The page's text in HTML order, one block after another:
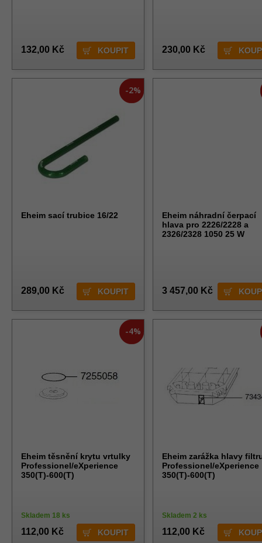
132,00 Kč 230,00 Kč
-2%
Eheim sací trubice 16/22
289,00 Kč
Eheim náhradní čerpací
hlava pro 2226/2228 a
2326/2328 1050 25 W
3 457,00 Kč
-4%
Eheim těsnění krytu vrtulky
Professionel/eXperience
350(T)-600(T)
Skladem 18 ks
112,00 Kč
Eheim zarážka hlavy
Professionel/eXperience
350(T)-600(T)
Skladem 2 ks
112,00 Kč